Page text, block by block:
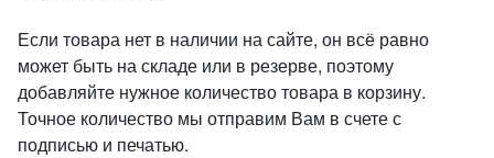
Если товара нет в наличии на сайте, он всё равно
может быть на складе или в резерве, поэтому
добавляйте нужное количество товара в корзину.
Точное количество мы отправим Вам в счете с
подписью и печатью.